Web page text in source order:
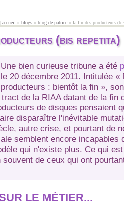
accueil » blogs» blog de patrice» la fin des producteurs
(bis repetita)
Une bien curieuse tribune a été
le 20 décembre 2011. Intitulée «
producteurs : bientôt la fin »,
de la RIAA datant de la fin
de disques pensaient
disparaître l'inévitable
autre crise, et pourtant de
semblent encore incapables
qui n'existe plus. Ce qui
souvent de ceux qui ont
LE MÉTIER...